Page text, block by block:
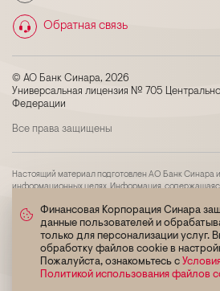
Финансовая Корпорация Синара
данные пользователей и
только для персонализации услуг.
обработку файлов cookie в
Пожалуйста, ознакомьтесь с
Политикой использования файлов
© АО Банк Синара, 2026
Универсальная лицензия № 705
Федерации
Все права защищены
Обратная связь
Настоящий материал подготовлен АО Банк Синара
информационных целях. Информация,
инструменты либо операции, упомянутые в ней,
инвестиционному профилю и инвестиционным
материала. Определение соответствия
интересам, инвестиционным целям,
допустимого риска является задачей получателя
Синара не несет ответственности за возможные